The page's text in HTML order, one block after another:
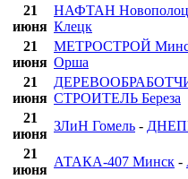
21
июня
НАФТАН
Клецк
21
июня
МЕТРОСТРОЙ
Орша
21
июня СТРОИТЕЛЬ Береза
21
июня
ЗЛиН Гомель -
21
июня
АТАКА-407 Минск -